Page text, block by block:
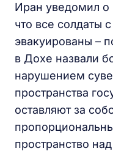
Иран уведомил
что все солдаты
эвакуированы –
в Дохе назвали
нарушением
пространства
оставляют за
пространство